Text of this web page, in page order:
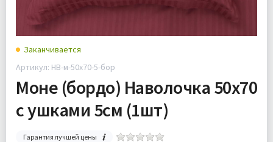
Заканчивается
Артикул: НВ-м-50х70-5-бор
Моне (бордо) Наволочка 50х70
с ушками 5см (1шт)
Гарантия лучшей цены